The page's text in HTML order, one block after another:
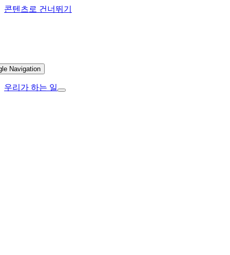
콘텐츠로 건너뛰기
Navigation
우리가 하는 일